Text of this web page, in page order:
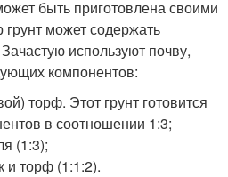
быть приготовлена своими
может содержать
используют почву,
компонентов:
торф. Этот грунт готовится
в соотношении 1:3;
(1:3);
и торф (1:1:2).